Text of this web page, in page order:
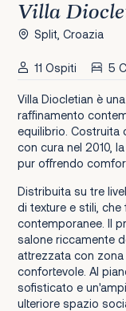
Villa
Split, Croazia
11 Ospiti 5
Villa Diocletian è
raffinamento
equilibrio. Costruita
con cura nel 2010,
pur offrendo
Distribuita su tre
di texture e stili,
contemporanee. Il
salone riccamente
attrezzata con
confortevole. Al
sofisticato e
ulteriore spazio